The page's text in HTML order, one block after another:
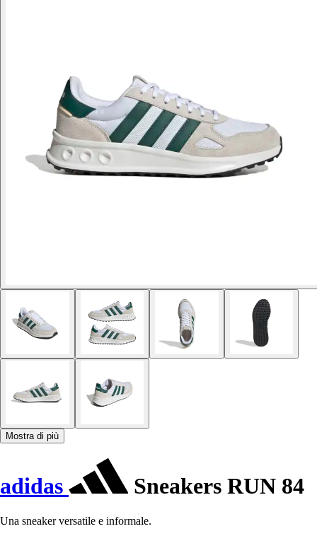
Mostra di più
adidas Sneakers RUN 84
Una sneaker versatile e informale.